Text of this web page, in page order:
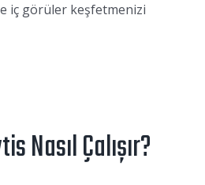
iç görüler keşfetmenizi
Nasıl Çalışır?